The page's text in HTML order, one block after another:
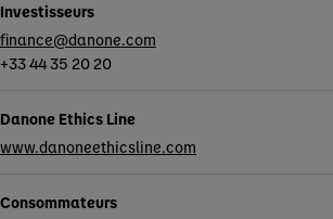
Investisseurs
finance@danone.com
+33 44 35 20 20
Danone Ethics Line
www.danoneethicsline.com
Consommateurs